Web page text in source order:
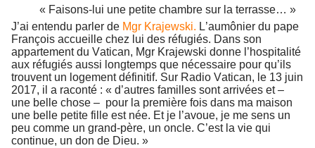
« Faisons-lui une petite chambre sur la terrasse… »
J’ai entendu parler de Mgr Krajewski. L’aumônier du pape
François accueille chez lui des réfugiés. Dans son
appartement du Vatican, Mgr Krajewski donne l’hospitalité
aux réfugiés aussi longtemps que nécessaire pour qu’ils
trouvent un logement définitif. Sur Radio Vatican, le 13 juin
2017, il a raconté : « d’autres familles sont arrivées et –
une belle chose – pour la première fois dans ma maison
une belle petite fille est née. Et je l’avoue, je me sens un
peu comme un grand-père, un oncle. C’est la vie qui
continue, un don de Dieu. »